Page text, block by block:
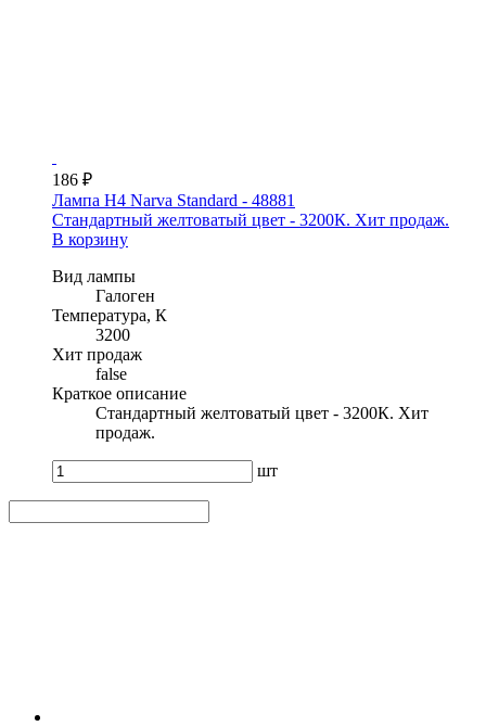
186 ₽
Лампа H4 Narva Standard - 48881
Стандартный желтоватый цвет - 3200К. Хит продаж.
В корзину
Вид лампы
Галоген
Температура, К
3200
Хит продаж
false
Краткое описание
Стандартный желтоватый цвет - 3200К. Хит
продаж.
шт